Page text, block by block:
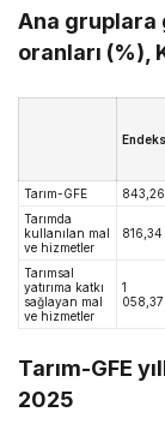
Ana gruplara
oranları (%),
Endeks
Tarım-GFE
843,26
Tarımda
kullanılan mal
ve hizmetler
816,34
Tarımsal
yatırıma katkı
sağlayan mal
ve hizmetler
1
058,37
Tarım-GFE
2025